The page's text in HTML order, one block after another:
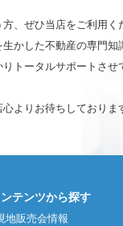
方、ぜひ当店をご利用く
生かした不動産の専門
りトータルサポートさせ
心よりお待ちしておりま
テンツから探す
地販売会情報